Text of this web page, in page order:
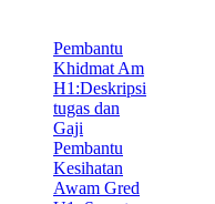
Pembantu
Khidmat Am
H1:Deskripsi
tugas dan
Gaji
Pembantu
Kesihatan
Awam Gred